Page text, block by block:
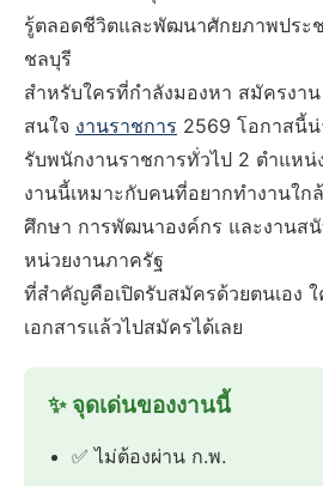
รู้ตลอดชีวิตและพัฒนาศักยภาพประ
ชลบุรี
สำหรับใครที่กำลังมองหา สมัครงา
สนใจ งานราชการ 2569 โอกาสนี้น่
รับพนักงานราชการทั่วไป 2 ตำแหน่
งานนี้เหมาะกับคนที่อยากทำงานใก
ศึกษา การพัฒนาองค์กร และงานส
หน่วยงานภาครัฐ
ที่สำคัญคือเปิดรับสมัครด้วยตนเอง ใ
เอกสารแล้วไปสมัครได้เลย
✨ จุดเด่นของงานนี้
✅ ไม่ต้องผ่าน ก.พ.